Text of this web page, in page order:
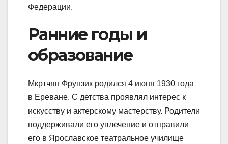
Федерации.
Ранние годы и
образование
Мкртчян Фрунзик родился 4 июня 1930 года
в Ереване. С детства проявлял интерес к
искусству и актерскому мастерству. Родители
поддерживали его увлечение и отправили
его в Ярославское театральное училище